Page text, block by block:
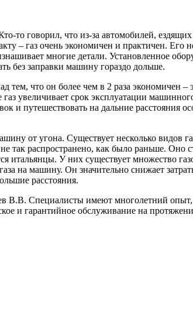
то говорил, что из-за автомобилей,
– газ очень экономичен и практичен. Его
многие детали. Установленное
без заправки машину гораздо дольше.
что он более чем в 2 раза экономичен –
увеличивает срок эксплуатации
и путешествовать на дальние расстояния
от угона. Существует несколько видов
так распространено, как было раньше. Оно
итальянцы. У них существует множество
на машину. Он значительно снижает
расстояния.
В.В. Специалисты имеют многолетний
и гарантийное обслуживание на